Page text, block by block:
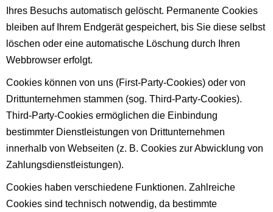
Ihres Besuchs automatisch gelöscht. Permanente Cookies
bleiben auf Ihrem Endgerät gespeichert, bis Sie diese selbst
löschen oder eine automatische Löschung durch Ihren
Webbrowser erfolgt.
Cookies können von uns (First-Party-Cookies) oder von
Drittunternehmen stammen (sog. Third-Party-Cookies).
Third-Party-Cookies ermöglichen die Einbindung
bestimmter Dienstleistungen von Drittunternehmen
innerhalb von Webseiten (z. B. Cookies zur Abwicklung von
Zahlungsdienstleistungen).
Cookies haben verschiedene Funktionen. Zahlreiche
Cookies sind technisch notwendig, da bestimmte